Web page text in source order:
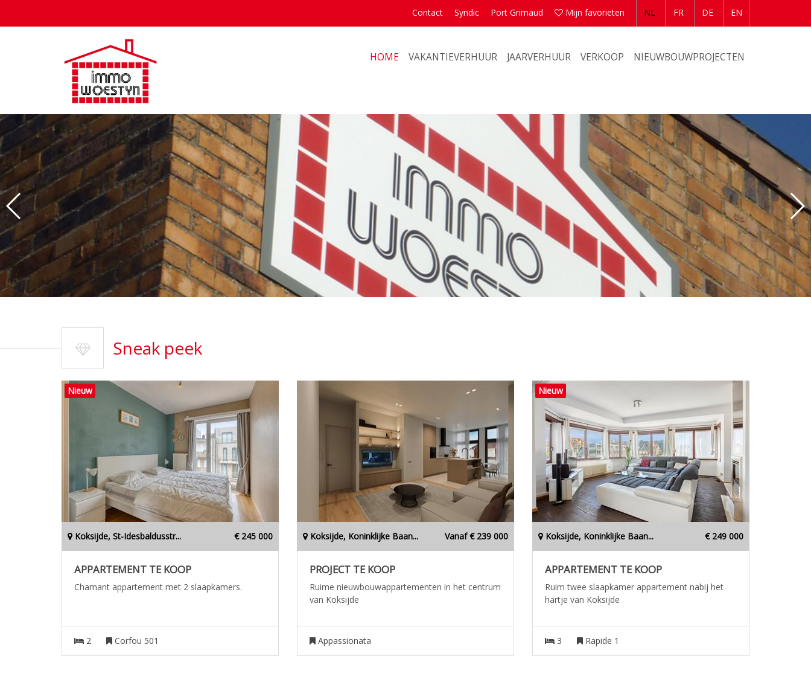
Contact Syndic Port Grimaud Mijn favorieten NL FR DE EN
HOME VAKANTIEVERHUUR JAARVERHUUR VERKOOP NIEUWBOUWPROJECTEN
Sneak peek
Nieuw
Koksijde, St-Idesbaldusstr... € 245 000
APPARTEMENT TE KOOP
Chamant appartement met 2 slaapkamers.
2 Corfou 501
Koksijde, Koninklijke Baan... Vanaf € 239 000
PROJECT TE KOOP
Ruime nieuwbouwappartementen in het centrum
van Koksijde
Appassionata
Nieuw
Koksijde, Koninklijke Baan... € 249 000
APPARTEMENT TE KOOP
Ruim twee slaapkamer appartement nabij het
hartje van Koksijde
3 Rapide 1